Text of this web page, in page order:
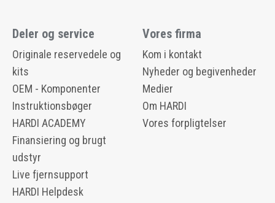
Deler og service
Originale reservedele og
kits
OEM - Komponenter
Instruktionsbøger
HARDI ACADEMY
Finansiering og brugt
udstyr
Live fjernsupport
HARDI Helpdesk
Vores firma
Kom i kontakt
Nyheder og begivenheder
Medier
Om HARDI
Vores forpligtelser